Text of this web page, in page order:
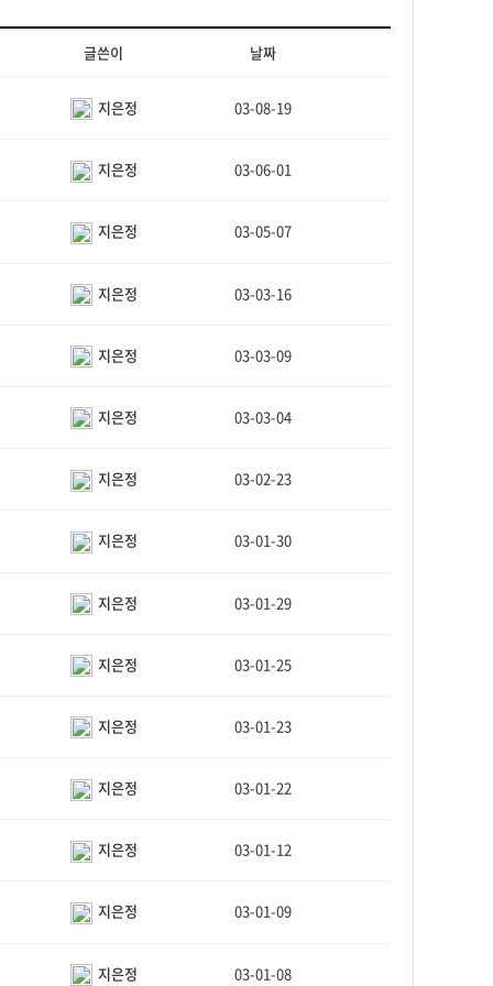
글쓴이 날짜
지은정 03-08-19
지은정 03-06-01
지은정 03-05-07
지은정 03-03-16
지은정 03-03-09
지은정 03-03-04
지은정 03-02-23
지은정 03-01-30
지은정 03-01-29
지은정 03-01-25
지은정 03-01-23
지은정 03-01-22
지은정 03-01-12
지은정 03-01-09
지은정 03-01-08